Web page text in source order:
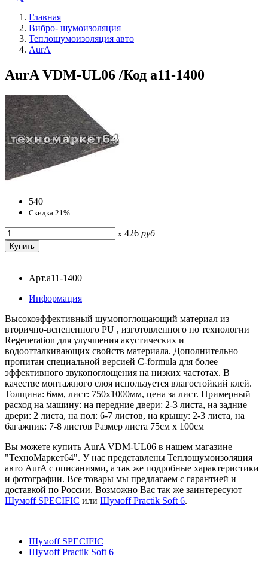
Главная
Вибро- шумоизоляция
Теплошумоизоляция авто
AurA
AurA VDM-UL06 /Код a11-1400
540
Скидка 21%
x 426 руб
Арт.a11-1400
Информация
Высокоэффективный шумопоглощающий материал из
вторично-вспененного PU , изготовленного по технологии
Regeneration для улучшения акустических и
водоотталкивающих свойств материала. Дополнительно
пропитан специальной версией C-formula для более
эффективного звукопоглощения на низких частотах. В
качестве монтажного слоя используется влагостойкий клей.
Толщина: 6мм, лист: 750х1000мм, цена за лист. Примерный
расход на машину: на передние двери: 2-3 листа, на задние
двери: 2 листа, на пол: 6-7 листов, на крышу: 2-3 листа, на
багажник: 7-8 листов Размер листа 75см х 100см
Вы можете купить AurA VDM-UL06 в нашем магазине
"ТехноМаркет64". У нас представлены Теплошумоизоляция
авто AurA с описаниями, а так же подробные характеристики
и фотографии. Все товары мы предлагаем с гарантией и
доставкой по России. Возможно Вас так же заинтересуют
Шумоff SPECIFIC или Шумоff Practik Soft 6.
Шумоff SPECIFIC
Шумоff Practik Soft 6